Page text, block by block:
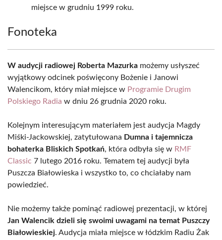
miejsce w grudniu 1999 roku.
Fonoteka
W audycji radiowej Roberta Mazurka możemy usłyszeć
wyjątkowy odcinek poświęcony Bożenie i Janowi
Walencikom, który miał miejsce w Programie Drugim
Polskiego Radia w dniu 26 grudnia 2020 roku.
Kolejnym interesującym materiałem jest audycja Magdy
Miśki-Jackowskiej, zatytułowana Dumna i tajemnicza
bohaterka Bliskich Spotkań, która odbyła się w RMF
Classic 7 lutego 2016 roku. Tematem tej audycji była
Puszcza Białowieska i wszystko to, co chciałaby nam
powiedzieć.
Nie możemy także pominąć radiowej prezentacji, w której
Jan Walencik dzieli się swoimi uwagami na temat Puszczy
Białowieskiej. Audycja miała miejsce w łódzkim Radiu Żak